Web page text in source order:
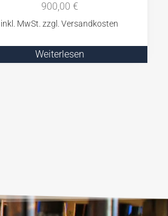
900,00 €
Weiterlesen